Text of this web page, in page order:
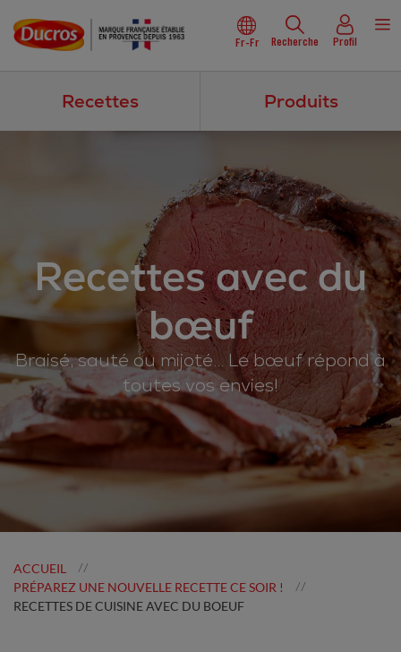
Fr-Fr Recherche Profil
Recettes Produits
Recettes avec du
bœuf
Braisé, sauté ou mijoté… Le bœuf répond à
toutes vos envies!
ACCUEIL //
PRÉPAREZ UNE NOUVELLE RECETTE CE SOIR ! //
RECETTES DE CUISINE AVEC DU BOEUF